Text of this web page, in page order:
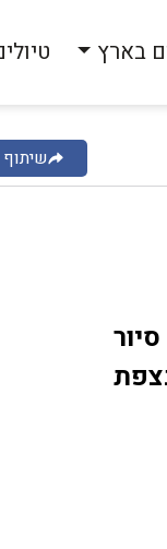
בארץ
שיתוף